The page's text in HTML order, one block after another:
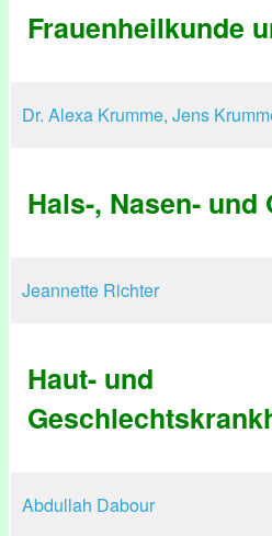
Frauenheilkunde
Dr. Alexa Krumme, Jens
Hals-, Nasen-
Jeannette Richter
Haut- und
Abdullah Dabour